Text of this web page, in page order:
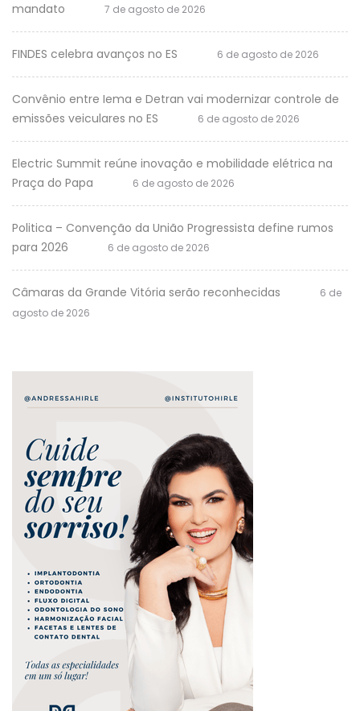
mandato
7 de agosto de 2026
FINDES celebra avanços no ES 6 de agosto de 2026
Convênio entre Iema e Detran vai modernizar controle de
emissões veiculares no ES
6 de agosto de 2026
Electric Summit reúne inovação e mobilidade elétrica na
Praça do Papa
6 de agosto de 2026
Politica – Convenção da União Progressista define rumos
para 2026
6 de agosto de 2026
Câmaras da Grande Vitória serão reconhecidas
6 de
agosto de 2026